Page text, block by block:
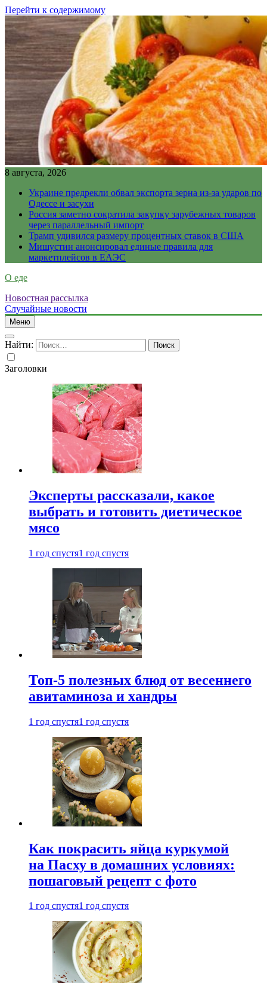
Перейти к содержимому
8 августа, 2026
Украине предрекли обвал экспорта зерна из-за ударов по
Одессе и засухи
Россия заметно сократила закупку зарубежных товаров
через параллельный импорт
Трамп удивился размеру процентных ставок в США
Мишустин анонсировал единые правила для
маркетплейсов в ЕАЭС
О еде
Новостная рассылка
Случайные новости
Меню
Найти:
Заголовки
Эксперты рассказали, какое
выбрать и готовить диетическое
мясо
1 год спустя1 год спустя
Топ-5 полезных блюд от весеннего
авитаминоза и хандры
1 год спустя1 год спустя
Как покрасить яйца куркумой
на Пасху в домашних условиях:
пошаговый рецепт с фото
1 год спустя1 год спустя